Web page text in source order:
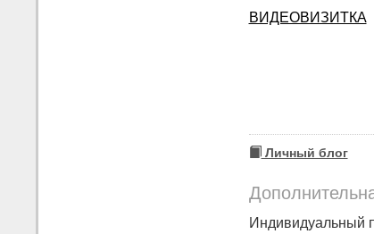
ВИДЕОВИЗИТКА
Личный блог
Индивидуальный